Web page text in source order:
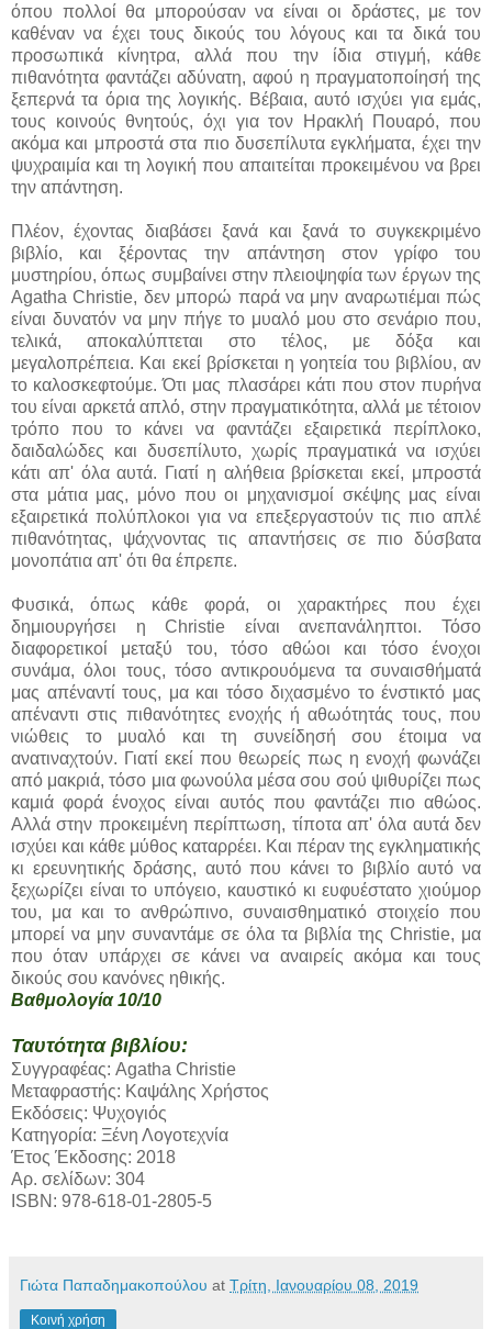
όπου πολλοί θα μπορούσαν να είναι οι δράστες, με τον
καθέναν να έχει τους δικούς του λόγους και τα δικά του
προσωπικά κίνητρα, αλλά που την ίδια στιγμή, κάθε
πιθανότητα φαντάζει αδύνατη, αφού η πραγματοποίησή της
ξεπερνά τα όρια της λογικής. Βέβαια, αυτό ισχύει για εμάς,
τους κοινούς θνητούς, όχι για τον Ηρακλή Πουαρό, που
ακόμα και μπροστά στα πιο δυσεπίλυτα εγκλήματα, έχει την
ψυχραιμία και τη λογική που απαιτείται προκειμένου να βρει
την απάντηση.
Πλέον, έχοντας διαβάσει ξανά και ξανά το συγκεκριμένο
βιβλίο, και ξέροντας την απάντηση στον γρίφο του
μυστηρίου, όπως συμβαίνει στην πλειοψηφία των έργων της
Agatha Christie, δεν μπορώ παρά να μην αναρωτιέμαι πώς
είναι δυνατόν να μην πήγε το μυαλό μου στο σενάριο που,
τελικά, αποκαλύπτεται στο τέλος, με δόξα και
μεγαλοπρέπεια. Και εκεί βρίσκεται η γοητεία του βιβλίου, αν
το καλοσκεφτούμε. Ότι μας πλασάρει κάτι που στον πυρήνα
του είναι αρκετά απλό, στην πραγματικότητα, αλλά με τέτοιον
τρόπο που το κάνει να φαντάζει εξαιρετικά περίπλοκο,
δαιδαλώδες και δυσεπίλυτο, χωρίς πραγματικά να ισχύει
κάτι απ' όλα αυτά. Γιατί η αλήθεια βρίσκεται εκεί, μπροστά
στα μάτια μας, μόνο που οι μηχανισμοί σκέψης μας είναι
εξαιρετικά πολύπλοκοι για να επεξεργαστούν τις πιο απλέ
πιθανότητας, ψάχνοντας τις απαντήσεις σε πιο δύσβατα
μονοπάτια απ' ότι θα έπρεπε.
Φυσικά, όπως κάθε φορά, οι χαρακτήρες που έχει
δημιουργήσει η Christie είναι ανεπανάληπτοι. Τόσο
διαφορετικοί μεταξύ του, τόσο αθώοι και τόσο ένοχοι
συνάμα, όλοι τους, τόσο αντικρουόμενα τα συναισθήματά
μας απέναντί τους, μα και τόσο διχασμένο το ένστικτό μας
απέναντι στις πιθανότητες ενοχής ή αθωότητάς τους, που
νιώθεις το μυαλό και τη συνείδησή σου έτοιμα να
ανατιναχτούν. Γιατί εκεί που θεωρείς πως η ενοχή φωνάζει
από μακριά, τόσο μια φωνούλα μέσα σου σού ψιθυρίζει πως
καμιά φορά ένοχος είναι αυτός που φαντάζει πιο αθώος.
Αλλά στην προκειμένη περίπτωση, τίποτα απ' όλα αυτά δεν
ισχύει και κάθε μύθος καταρρέει. Και πέραν της εγκληματικής
κι ερευνητικής δράσης, αυτό που κάνει το βιβλίο αυτό να
ξεχωρίζει είναι το υπόγειο, καυστικό κι ευφυέστατο χιούμορ
του, μα και το ανθρώπινο, συναισθηματικό στοιχείο που
μπορεί να μην συναντάμε σε όλα τα βιβλία της Christie, μα
που όταν υπάρχει σε κάνει να αναιρείς ακόμα και τους
δικούς σου κανόνες ηθικής.
Βαθμολογία 10/10
Ταυτότητα βιβλίου:
Συγγραφέας: Agatha Christie
Μεταφραστής: Καψάλης Χρήστος
Εκδόσεις: Ψυχογιός
Κατηγορία: Ξένη Λογοτεχνία
Έτος Έκδοσης: 2018
Αρ. σελίδων: 304
ISBN: 978-618-01-2805-5
Γιώτα Παπαδημακοπούλου at Τρίτη, Ιανουαρίου 08, 2019
Κοινή χρήση